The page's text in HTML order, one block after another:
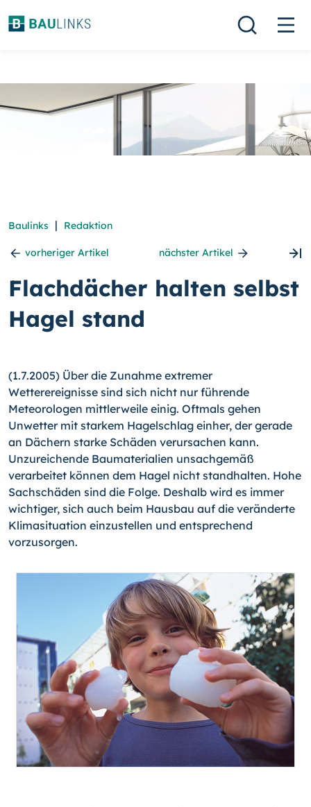
Baulinks | Redaktion
vorheriger Artikel nächster Artikel
Flachdächer halten selbst
Hagel stand
(1.7.2005) Über die Zunahme extremer
Wetterereignisse sind sich nicht nur führende
Meteorologen mittlerweile einig. Oftmals gehen
Unwetter mit starkem Hagelschlag einher, der gerade
an Dächern starke Schäden verursachen kann.
Unzureichende Baumaterialien unsachgemäß
verarbeitet können dem Hagel nicht standhalten. Hohe
Sachschäden sind die Folge. Deshalb wird es immer
wichtiger, sich auch beim Hausbau auf die veränderte
Klimasituation einzustellen und entsprechend
vorzusorgen.